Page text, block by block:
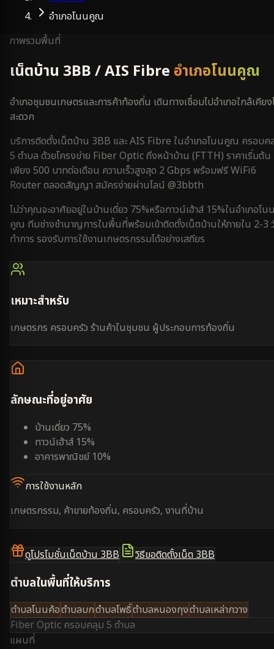
อำเภอโนนคูณ
ภาพรวมพื้นที่
เน็ตบ้าน 3BB / AIS Fibre อำเภอโนนคูณ
อำเภอชุมชนเกษตรและการค้าท้องถิ่น เดินทางเชื่อมไปอำเภอใกล้เคียง
สะดวก
บริการติดตั้งเน็ตบ้าน 3BB และ AIS Fibre ในอำเภอโนนคูณ ครอบค
5 ตำบล ด้วยโครงข่าย Fiber Optic ถึงหน้าบ้าน (FTTH) ราคาเริ่มต้น
เพียง 500 บาทต่อเดือน ความเร็วสูงสุด 2 Gbps พร้อมฟรี WiFi6
Router ตลอดสัญญา สมัครง่ายผ่านไลน์ @3bbth
ไม่ว่าคุณจะอาศัยอยู่ในบ้านเดี่ยว 75%หรือทาวน์เฮ้าส์ 15%ในอำเภอโน
คูณ ทีมช่างชำนาญการในพื้นที่พร้อมเข้าติดตั้งเน็ตบ้านให้ภายใน 2-3
ทำการ รองรับการใช้งานเกษตรกรรมได้อย่างเสถียร
เหมาะสำหรับ
เกษตรกร ครอบครัว ร้านค้าในชุมชน ผู้ประกอบการท้องถิ่น
ลักษณะที่อยู่อาศัย
บ้านเดี่ยว 75%
ทาวน์เฮ้าส์ 15%
อาคารพาณิชย์ 10%
การใช้งานหลัก
เกษตรกรรม, ค้าขายท้องถิ่น, ครอบครัว, งานที่บ้าน
ดูโปรโมชั่นเน็ตบ้าน 3BB วิธีขอติดตั้งเน็ต 3BB
ตำบลในพื้นที่ให้บริการ
ตำบลโนนค้อตำบลบกตำบลโพธิ์ตำบลหนองกุงตำบลเหล่ากวาง
Fiber Optic ครอบคลุม 5 ตำบล
แผนที่